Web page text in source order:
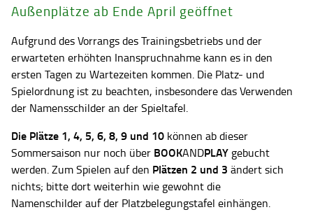
Außenplätze ab Ende April geöffnet
Aufgrund des Vorrangs des Trainingsbetriebs und der
erwarteten erhöhten Inanspruchnahme kann es in den
ersten Tagen zu Wartezeiten kommen. Die Platz- und
Spielordnung ist zu beachten, insbesondere das Verwenden
der Namensschilder an der Spieltafel.
Die Plätze 1, 4, 5, 6, 8, 9 und 10 können ab dieser
Sommersaison nur noch über BOOKANDPLAY gebucht
werden. Zum Spielen auf den Plätzen 2 und 3 ändert sich
nichts; bitte dort weiterhin wie gewohnt die
Namenschilder auf der Platzbelegungstafel einhängen.